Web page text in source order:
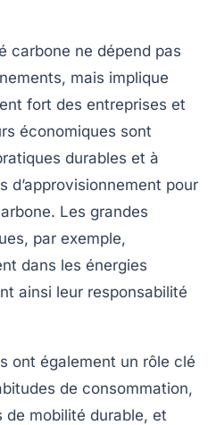
carbone ne dépend pas
mais implique
fort des entreprises et
économiques sont
durables et à
d’approvisionnement pour
Les grandes
par exemple,
dans les énergies
ainsi leur responsabilité
ont également un rôle clé
de consommation,
de mobilité durable, et